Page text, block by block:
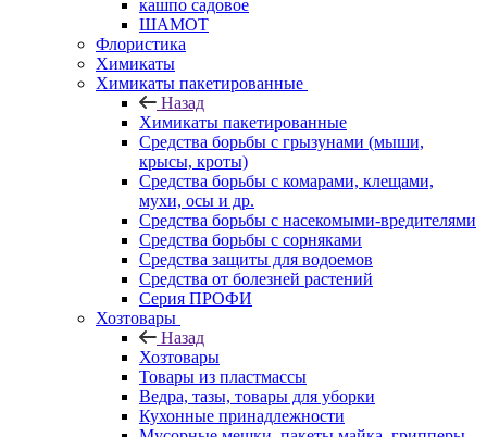
кашпо садовое
ШАМОТ
Флористика
Химикаты
Химикаты пакетированные
Назад
Химикаты пакетированные
Средства борьбы с грызунами (мыши,
крысы, кроты)
Средства борьбы с комарами, клещами,
мухи, осы и др.
Средства борьбы с насекомыми-вредителями
Средства борьбы с сорняками
Средства защиты для водоемов
Средства от болезней растений
Серия ПРОФИ
Хозтовары
Назад
Хозтовары
Товары из пластмассы
Ведра, тазы, товары для уборки
Кухонные принадлежности